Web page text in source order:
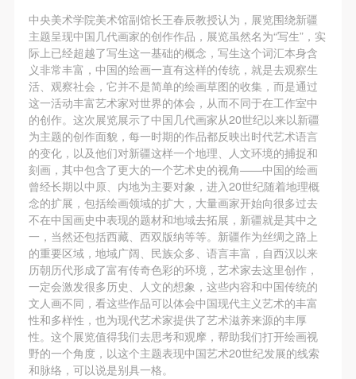
中央美术学院美术馆副馆长王春辰教授认为，展览围绕新疆
主题呈现中国几代画家的创作作品，展览虽然名为“写生”，实
际上已经超越了写生这一基础的概念，写生这个词汇本身含
义非常丰富，中国的绘画一直有这样的传统，就是去观察生
活、观察社会，它并不是简单的绘画草图的收集，而是通过
这一活动丰富艺术家对世界的体会，从而不同于在工作室中
的创作。这次展览展示了中国几代画家从20世纪以来以新疆
为主题的创作面貌，每一时期的作品都反映出时代艺术语言
的变化，以及他们对新疆这样一个地理、人文环境的捕捉和
刻画，其中包含了更大的一个艺术史的视角——中国的绘画
曾经长期以中原、内地为主要对象，进入20世纪随着地理概
念的扩展，包括绘画领域的扩大，大量画家开始向很多过去
不在中国画史中表现的题材和地域去拓展，新疆就是其中之
一，当然还包括西藏、西双版纳等等。新疆作为丝绸之路上
的重要区域，地域广阔、民族众多、语言丰富，自西汉以来
历朝历代形成了富有传奇色彩的环境，艺术家去这里创作，
一定会激发很多历史、人文的想象，这些内容和中国传统的
文人画不同，看这些作品可以体会中国现代主义艺术的丰富
性和多样性，也为现代艺术家提供了艺术滋养来源的丰厚
性。这个展览值得我们去思考和观摩，帮助我们打开绘画视
野的一个角度，以这个主题表现中国艺术20世纪发展的线索
和脉络，可以说是别具一格。
内○3由中央美术学院公共教育部策划或执行的一切活
动。
（2）、使用形式 用于中央美术学院图书出版、销售
附带光盘及宣传资料。
（3）、使用地域范围
适用地域范围包括国内和国外。
使用肖像的媒介限于不损害甲方肖像权的任何媒介
（如杂志、网络等）。
三、肖像权使用期限
永久使用。
四、许可使用费用
带有甲方肖像作品的拍摄费用由乙方承担。
乙方于拍摄完带有甲方肖像的作品无需支付甲方任何
费用。
附则
（1）、本协议未尽事宜，经双方友好协商后可作为
本协议的补充协议，并不得违反相关法律法规规定。
内○3由中央美术学院公共教育部策划或执行的一切活
动。
（2）、使用形式 用于中央美术学院图书出版、销售
附带光盘及宣传资料。
（3）、使用地域范围
适用地域范围包括国内和国外。
使用肖像的媒介限于不损害甲方肖像权的任何媒介
（如杂志、网络等）。
三、肖像权使用期限
永久使用。
四、许可使用费用
带有甲方肖像作品的拍摄费用由乙方承担。
乙方于拍摄完带有甲方肖像的作品无需支付甲方任何
费用。
附则
（1）、本协议未尽事宜，经双方友好协商后可作为
本协议的补充协议，并不得违反相关法律法规规定。
内○3由中央美术学院公共教育部策划或执行的一切活
动。
（2）、使用形式 用于中央美术学院图书出版、销售
附带光盘及宣传资料。
（3）、使用地域范围
适用地域范围包括国内和国外。
使用肖像的媒介限于不损害甲方肖像权的任何媒介
（如杂志、网络等）。
三、肖像权使用期限
永久使用。
四、许可使用费用
带有甲方肖像作品的拍摄费用由乙方承担。
乙方于拍摄完带有甲方肖像的作品无需支付甲方任何
费用。
附则
（1）、本协议未尽事宜，经双方友好协商后可作为
本协议的补充协议，并不得违反相关法律法规规定。